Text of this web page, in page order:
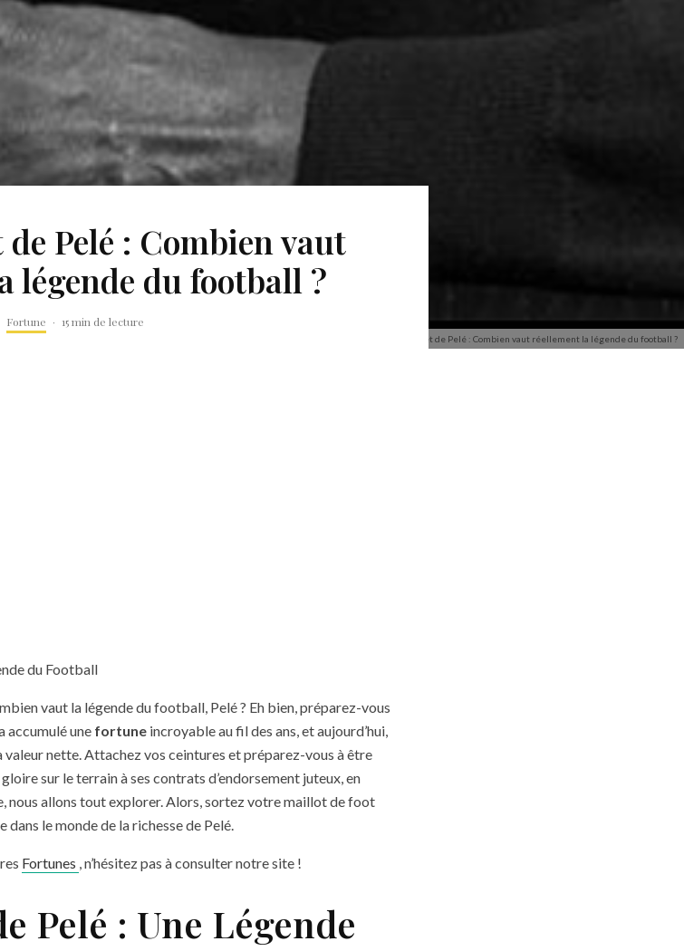
La Valeur Net de Pelé : Combien vaut réellement la légende du football ?
Pelé : Combien vaut
légende du football ?
Fortune · 15 min de lecture
du Football
vaut la légende du football, Pelé ? Eh bien, préparez-vous
accumulé une fortune incroyable au fil des ans, et aujourd’hui,
valeur nette. Attachez vos ceintures et préparez-vous à être
sur le terrain à ses contrats d’endorsement juteux, en
nous allons tout explorer. Alors, sortez votre maillot de foot
le monde de la richesse de Pelé.
Fortunes , n’hésitez pas à consulter notre site !
Pelé : Une Légende